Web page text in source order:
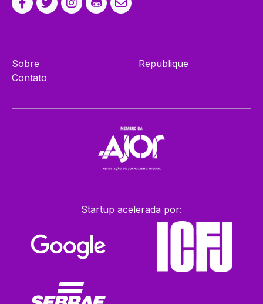
Sobre
Contato
Republique
Startup acelerada por: